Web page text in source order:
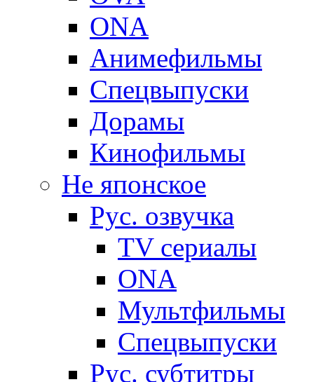
ONA
Анимефильмы
Спецвыпуски
Дорамы
Кинофильмы
Не японское
Рус. озвучка
TV сериалы
ONA
Мультфильмы
Спецвыпуски
Рус. субтитры